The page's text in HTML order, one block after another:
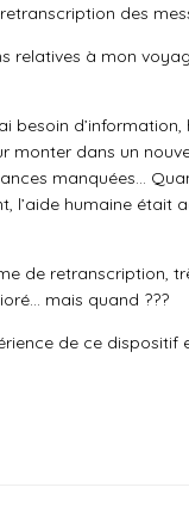
des
relatives à mon
besoin
dans un
manquées…
l’aide humaine
de retranscription,
mais quand ???
de ce